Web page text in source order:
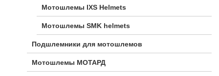
Мотошлемы IXS Helmets
Мотошлемы SMK helmets
Подшлемники для мотошлемов
Мотошлемы МОТАРД